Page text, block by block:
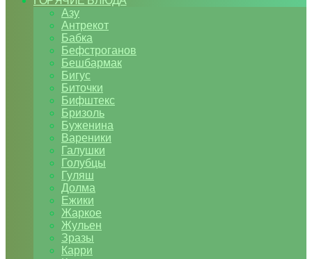
Азу
Антрекот
Бабка
Бефстроганов
Бешбармак
Бигус
Биточки
Бифштекс
Бризоль
Буженина
Вареники
Галушки
Голубцы
Гуляш
Долма
Ежики
Жаркое
Жульен
Зразы
Карри